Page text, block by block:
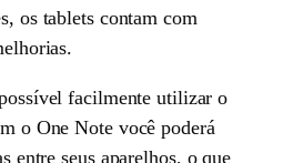
os tablets contam com
facilmente utilizar o
o One Note você poderá
entre seus aparelhos, o que